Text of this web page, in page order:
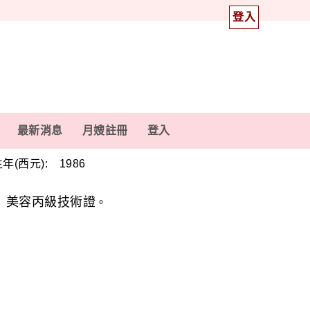
登入
最新消息 月嫂註冊 登入
年(西元): 1986
美容丙級技術證 。